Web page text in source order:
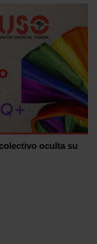
oculta su